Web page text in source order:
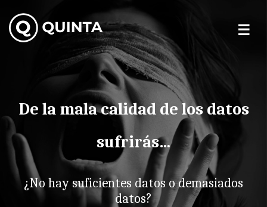
content
De la mala calidad de los datos
sufrirás…
¿No hay suficientes datos o demasiados
datos?